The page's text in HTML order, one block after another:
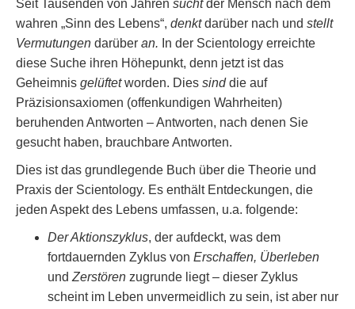
Seit Tausenden von Jahren suchtder Mensch nach dem
wahren „Sinn des Lebens“, denktdarüber nach und stellt
Vermutungen darüber an. In der Scientology erreichte
diese Suche ihren Höhepunkt, denn jetzt ist das
Geheimnis gelüftetworden. Dies sinddie auf
Präzisionsaxiomen (offenkundigen Wahrheiten)
beruhenden Antworten – Antworten, nach denen Sie
gesucht haben, brauchbare Antworten.
Dies ist das grundlegende Buch über die Theorie und
Praxis der Scientology. Es enthält Entdeckungen, die
jeden Aspekt des Lebens umfassen, u.a. folgende:
Der Aktionszyklus, der aufdeckt, was dem
fortdauernden Zyklus von Erschaffen, Überleben
und Zerstören zugrunde liegt – dieser Zyklus
scheint im Leben unvermeidlich zu sein, ist aber nur